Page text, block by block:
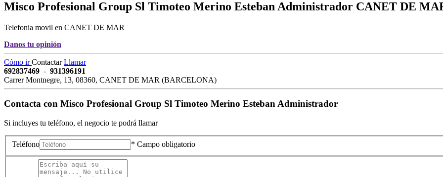
Misco Profesional Group Sl Timoteo Merino Esteban Administrador CANET DE
Telefonia movil en CANET DE MAR
Danos tu opinión
Cómo irContactarLlamar
692837469 - 931396191
Carrer Montnegre, 13, 08360, CANET DE MAR (BARCELONA)
Contacta con Misco Profesional Group Sl Timoteo Merino Esteban Administrador
Si incluyes tu teléfono, el negocio te podrá llamar
Teléfono * Campo obligatorio